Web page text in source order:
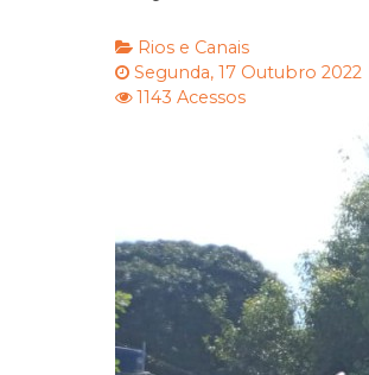
Rios e Canais
Segunda, 17 Outubro 2022
1143 Acessos